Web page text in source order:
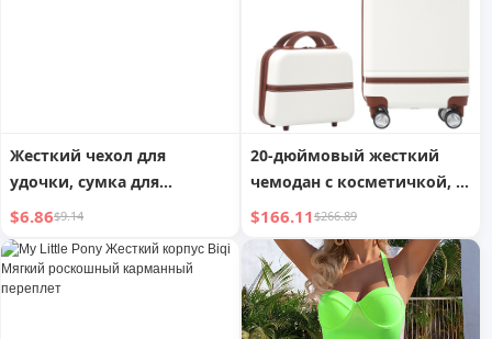
Жесткий чехол для
удочки, сумка для
рыбалки,
водонепроницаемая,
устойчивая к истиранию
$6.86$9.14
20-дюймовый жесткий
чемодан с косметичкой, 2-
секционный легкий набор
чемоданов с
вращающимися колесами,
винтажный багаж для
ручной клади, белый
$166.11$266.89